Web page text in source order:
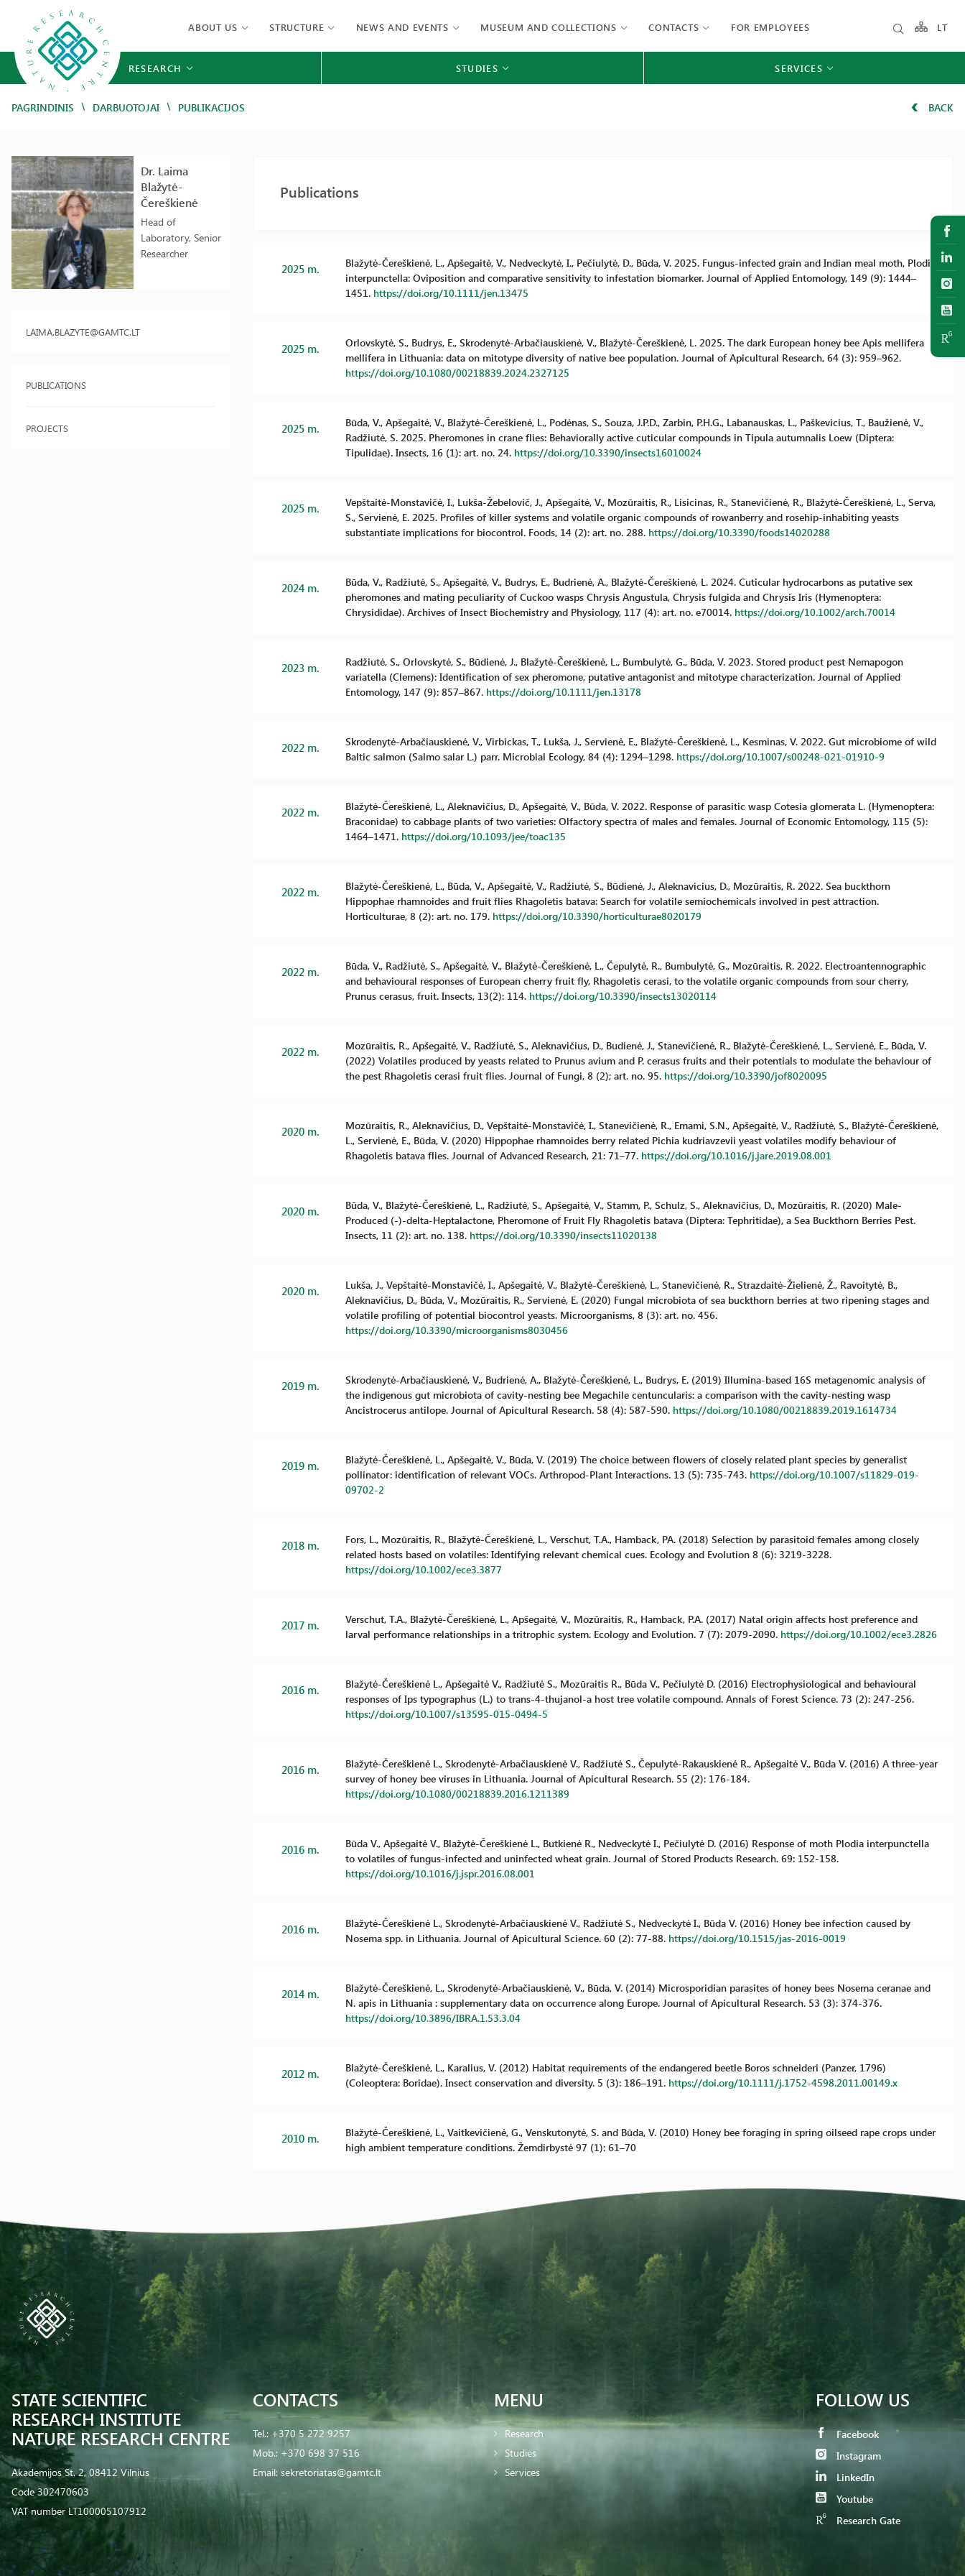
ABOUT US STRUCTURE NEWS AND EVENTS MUSEUM AND COLLECTIONS CONTACTS FOR EMPLOYEES LT
RESEARCH STUDIES SERVICES
PAGRINDINIS / DARBUOTOJAI / PUBLIKACIJOS BACK
Dr. Laima
Blažytė-
Čereškienė
Head of
Laboratory, Senior
Researcher
LAIMA.BLAZYTE@GAMTC.LT
PUBLICATIONS
PROJECTS
Publications
2025 m.
Blažytė-Čereškienė, L., Apšegaitė, V., Nedveckytė, I., Pečiulytė, D., Būda, V. 2025. Fungus-infected grain and Indian meal moth, Plodia
interpunctella: Oviposition and comparative sensitivity to infestation biomarker. Journal of Applied Entomology, 149 (9): 1444–
1451. https://doi.org/10.1111/jen.13475
2025 m.
Orlovskytė, S., Budrys, E., Skrodenytė-Arbačiauskienė, V., Blažytė-Čereškienė, L. 2025. The dark European honey bee Apis mellifera
mellifera in Lithuania: data on mitotype diversity of native bee population. Journal of Apicultural Research, 64 (3): 959–962.
https://doi.org/10.1080/00218839.2024.2327125
2025 m.
Būda, V., Apšegaitė, V., Blažytė-Čereškienė, L., Podėnas, S., Souza, J.P.D., Zarbin, P.H.G., Labanauskas, L., Paškevicius, T., Baužienė, V.,
Radžiutė, S. 2025. Pheromones in crane flies: Behaviorally active cuticular compounds in Tipula autumnalis Loew (Diptera:
Tipulidae). Insects, 16 (1): art. no. 24. https://doi.org/10.3390/insects16010024
2025 m.
Vepštaitė-Monstavičė, I., Lukša-Žebelovič, J., Apšegaitė, V., Mozūraitis, R., Lisicinas, R., Stanevičienė, R., Blažytė-Čereškienė, L., Serva,
S., Servienė, E. 2025. Profiles of killer systems and volatile organic compounds of rowanberry and rosehip-inhabiting yeasts
substantiate implications for biocontrol. Foods, 14 (2): art. no. 288. https://doi.org/10.3390/foods14020288
2024 m.
Būda, V., Radžiutė, S., Apšegaitė, V., Budrys, E., Budrienė, A., Blažytė-Čereškienė, L. 2024. Cuticular hydrocarbons as putative sex
pheromones and mating peculiarity of Cuckoo wasps Chrysis Angustula, Chrysis fulgida and Chrysis Iris (Hymenoptera:
Chrysididae). Archives of Insect Biochemistry and Physiology, 117 (4): art. no. e70014. https://doi.org/10.1002/arch.70014
2023 m.
Radžiutė, S., Orlovskytė, S., Būdienė, J., Blažytė-Čereškienė, L., Bumbulytė, G., Būda, V. 2023. Stored product pest Nemapogon
variatella (Clemens): Identification of sex pheromone, putative antagonist and mitotype characterization. Journal of Applied
Entomology, 147 (9): 857–867. https://doi.org/10.1111/jen.13178
2022 m.
Skrodenytė-Arbačiauskienė, V., Virbickas, T., Lukša, J., Servienė, E., Blažytė-Čereškienė, L., Kesminas, V. 2022. Gut microbiome of wild
Baltic salmon (Salmo salar L.) parr. Microbial Ecology, 84 (4): 1294–1298. https://doi.org/10.1007/s00248-021-01910-9
2022 m.
Blažytė-Čereškienė, L., Aleknavičius, D., Apšegaitė, V., Būda, V. 2022. Response of parasitic wasp Cotesia glomerata L. (Hymenoptera:
Braconidae) to cabbage plants of two varieties: Olfactory spectra of males and females. Journal of Economic Entomology, 115 (5):
1464–1471. https://doi.org/10.1093/jee/toac135
2022 m.
Blažytė-Čereškienė, L., Būda, V., Apšegaitė, V., Radžiutė, S., Būdienė, J., Aleknavicius, D., Mozūraitis, R. 2022. Sea buckthorn
Hippophae rhamnoides and fruit flies Rhagoletis batava: Search for volatile semiochemicals involved in pest attraction.
Horticulturae, 8 (2): art. no. 179. https://doi.org/10.3390/horticulturae8020179
2022 m.
Būda, V., Radžiutė, S., Apšegaitė, V., Blažytė-Čereškienė, L., Čepulytė, R., Bumbulytė, G., Mozūraitis, R. 2022. Electroantennographic
and behavioural responses of European cherry fruit fly, Rhagoletis cerasi, to the volatile organic compounds from sour cherry,
Prunus cerasus, fruit. Insects, 13(2): 114. https://doi.org/10.3390/insects13020114
2022 m.
Mozūraitis, R., Apšegaitė, V., Radžiutė, S., Aleknavičius, D., Budienė, J., Stanevičienė, R., Blažytė-Čereškienė, L., Servienė, E., Būda, V.
(2022) Volatiles produced by yeasts related to Prunus avium and P. cerasus fruits and their potentials to modulate the behaviour of
the pest Rhagoletis cerasi fruit flies. Journal of Fungi, 8 (2); art. no. 95. https://doi.org/10.3390/jof8020095
2020 m.
Mozūraitis, R., Aleknavičius, D., Vepštaitė-Monstavičė, I., Stanevičienė, R., Emami, S.N., Apšegaitė, V., Radžiutė, S., Blažytė-Čereškienė,
L., Servienė, E., Būda, V. (2020) Hippophae rhamnoides berry related Pichia kudriavzevii yeast volatiles modify behaviour of
Rhagoletis batava flies. Journal of Advanced Research, 21: 71–77. https://doi.org/10.1016/j.jare.2019.08.001
2020 m.
Būda, V., Blažytė-Čereškienė, L., Radžiutė, S., Apšegaitė, V., Stamm, P., Schulz, S., Aleknavičius, D., Mozūraitis, R. (2020) Male-
Produced (-)-delta-Heptalactone, Pheromone of Fruit Fly Rhagoletis batava (Diptera: Tephritidae), a Sea Buckthorn Berries Pest.
Insects, 11 (2): art. no. 138. https://doi.org/10.3390/insects11020138
2020 m.
Lukša, J., Vepštaitė-Monstavičė, I., Apšegaitė, V., Blažytė-Čereškienė, L., Stanevičienė, R., Strazdaitė-Žielienė, Ž., Ravoitytė, B.,
Aleknavičius, D., Būda, V., Mozūraitis, R., Servienė, E. (2020) Fungal microbiota of sea buckthorn berries at two ripening stages and
volatile profiling of potential biocontrol yeasts. Microorganisms, 8 (3): art. no. 456.
https://doi.org/10.3390/microorganisms8030456
2019 m.
Skrodenytė-Arbačiauskienė, V., Budrienė, A., Blažytė-Čereškienė, L., Budrys, E. (2019) Illumina-based 16S metagenomic analysis of
the indigenous gut microbiota of cavity-nesting bee Megachile centuncularis: a comparison with the cavity-nesting wasp
Ancistrocerus antilope. Journal of Apicultural Research. 58 (4): 587-590. https://doi.org/10.1080/00218839.2019.1614734
2019 m.
Blažytė-Čereškienė, L., Apšegaitė, V., Būda, V. (2019) The choice between flowers of closely related plant species by generalist
pollinator: identification of relevant VOCs. Arthropod-Plant Interactions. 13 (5): 735-743. https://doi.org/10.1007/s11829-019-
09702-2
2018 m.
Fors, L., Mozūraitis, R., Blažytė-Čereškienė, L., Verschut, T.A., Hamback, PA. (2018) Selection by parasitoid females among closely
related hosts based on volatiles: Identifying relevant chemical cues. Ecology and Evolution 8 (6): 3219-3228.
https://doi.org/10.1002/ece3.3877
2017 m.
Verschut, T.A., Blažytė-Čereškienė, L., Apšegaitė, V., Mozūraitis, R., Hamback, P.A. (2017) Natal origin affects host preference and
larval performance relationships in a tritrophic system. Ecology and Evolution. 7 (7): 2079-2090. https://doi.org/10.1002/ece3.2826
2016 m.
Blažytė-Čereškienė L., Apšegaitė V., Radžiutė S., Mozūraitis R., Būda V., Pečiulytė D. (2016) Electrophysiological and behavioural
responses of Ips typographus (L.) to trans-4-thujanol-a host tree volatile compound. Annals of Forest Science. 73 (2): 247-256.
https://doi.org/10.1007/s13595-015-0494-5
2016 m.
Blažytė-Čereškienė L., Skrodenytė-Arbačiauskienė V., Radžiutė S., Čepulytė-Rakauskienė R., Apšegaitė V., Būda V. (2016) A three-year
survey of honey bee viruses in Lithuania. Journal of Apicultural Research. 55 (2): 176-184.
https://doi.org/10.1080/00218839.2016.1211389
2016 m.
Būda V., Apšegaitė V., Blažytė-Čereškienė L., Butkienė R., Nedveckytė I., Pečiulytė D. (2016) Response of moth Plodia interpunctella
to volatiles of fungus-infected and uninfected wheat grain. Journal of Stored Products Research. 69: 152-158.
https://doi.org/10.1016/j.jspr.2016.08.001
2016 m.
Blažytė-Čereškienė L., Skrodenytė-Arbačiauskienė V., Radžiutė S., Nedveckytė I., Būda V. (2016) Honey bee infection caused by
Nosema spp. in Lithuania. Journal of Apicultural Science. 60 (2): 77-88. https://doi.org/10.1515/jas-2016-0019
2014 m.
Blažytė-Čereškienė, L., Skrodenytė-Arbačiauskienė, V., Būda, V. (2014) Microsporidian parasites of honey bees Nosema ceranae and
N. apis in Lithuania : supplementary data on occurrence along Europe. Journal of Apicultural Research. 53 (3): 374-376.
https://doi.org/10.3896/IBRA.1.53.3.04
2012 m.
Blažytė-Čereškienė, L., Karalius, V. (2012) Habitat requirements of the endangered beetle Boros schneideri (Panzer, 1796)
(Coleoptera: Boridae). Insect conservation and diversity. 5 (3): 186–191. https://doi.org/10.1111/j.1752-4598.2011.00149.x
2010 m.
Blažytė-Čereškienė, L., Vaitkevičienė, G., Venskutonytė, S. and Būda, V. (2010) Honey bee foraging in spring oilseed rape crops under
high ambient temperature conditions. Žemdirbystė 97 (1): 61–70
STATE SCIENTIFIC
RESEARCH INSTITUTE
NATURE RESEARCH CENTRE
Akademijos St. 2, 08412 Vilnius
Code 302470603
VAT number LT100005107912
CONTACTS
Tel.: +370 5 272 9257
Mob.: +370 698 37 516
Email: sekretoriatas@gamtc.lt
MENU
Research
Studies
Services
FOLLOW US
Facebook
Instagram
LinkedIn
Youtube
Research Gate